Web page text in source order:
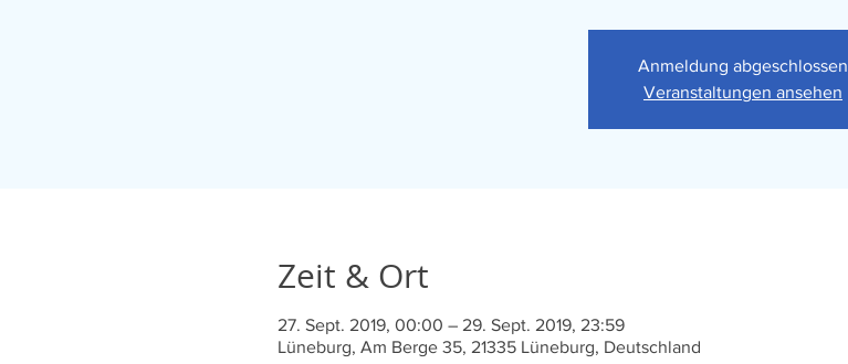
Anmeldung abgeschlossen
Veranstaltungen ansehen
Zeit & Ort
27. Sept. 2019, 00:00 – 29. Sept. 2019, 23:59
Lüneburg, Am Berge 35, 21335 Lüneburg, Deutschland